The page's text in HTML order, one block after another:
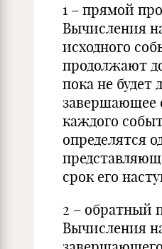
1 – прямой
Вычисления
исходного
продолжают
пока не будет
завершающее
каждого
определятся
срок его
2 – обратный
Вычисления